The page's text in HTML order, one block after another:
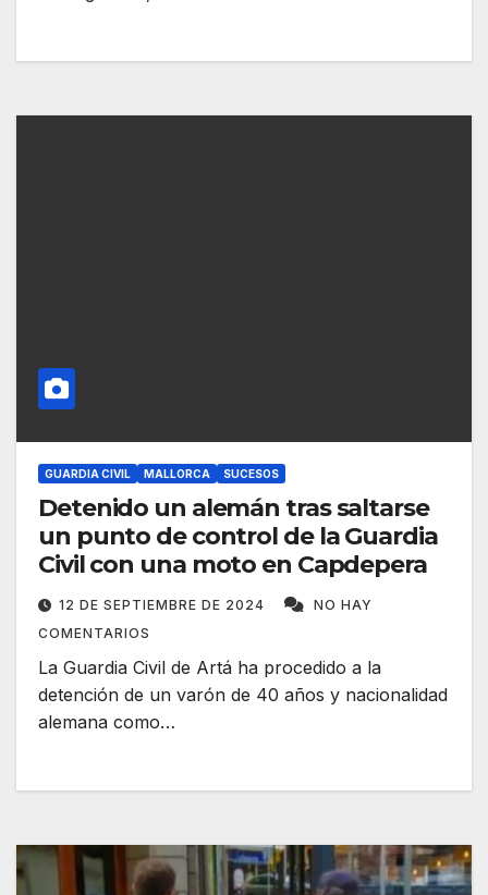
GUARDIA CIVIL MALLORCA SUCESOS
Detenido un alemán tras saltarse
un punto de control de la Guardia
Civil con una moto en Capdepera
12 DE SEPTIEMBRE DE 2024
NO HAY
COMENTARIOS
La Guardia Civil de Artá ha procedido a la
detención de un varón de 40 años y nacionalidad
alemana como…